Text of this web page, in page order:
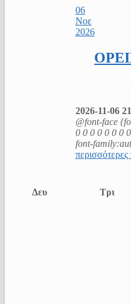
06
Νοε
2026
2026-11-06
@font-face
0 0 0 0 0 0 0
font-
Δευ Τρι